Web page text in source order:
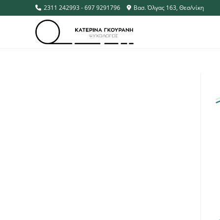
2311 242993 - 697 9291796 Βασ. Όλγας 163, Θεσ/νίκη